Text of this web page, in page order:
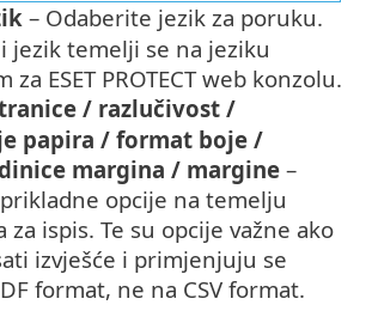
– Odaberite jezik za poruku.
jezik temelji se na jeziku
za ESET PROTECT web konzolu.
/ razlučivost /
papira / format boje /
margina / margine –
opcije na temelju
za ispis. Te su opcije važne ako
izvješće i primjenjuju se
format, ne na CSV format.